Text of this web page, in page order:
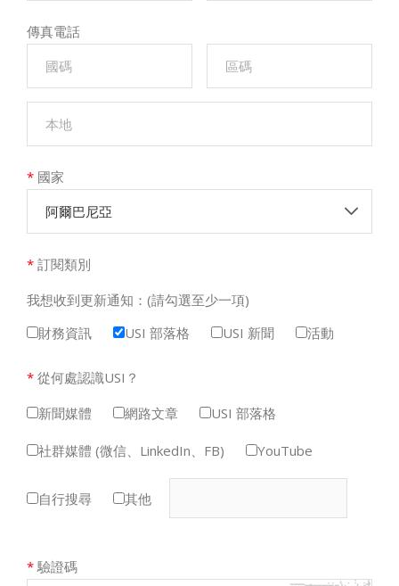
傳真電話
* 國家
阿爾巴尼亞
* 訂閱類別
我想收到更新通知：(請勾選至少一項)
財務資訊
USI 部落格 USI 新聞 活動
* 從何處認識USI？
新聞媒體
網路文章 USI 部落格
社群媒體 (微信、LinkedIn、FB) YouTube
自行搜尋 其他
* 驗證碼